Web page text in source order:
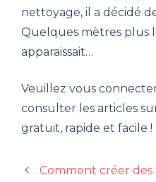
nettoyage, il a décidé
Quelques mètres plus
apparaissait…
Veuillez vous
consulter les articles
gratuit, rapide et facile !
Comment créer